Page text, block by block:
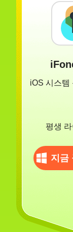
iOS 시스템
평생
지금